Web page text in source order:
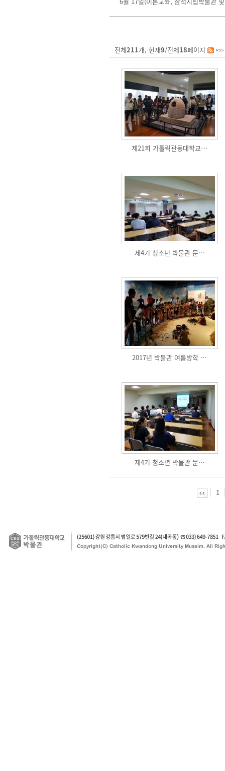
전체211개, 현재9/전체18페이지
제21회 가톨릭관동대학교…
제4기 청소년 박물관 문…
2017년 박물관 여름방학 …
제4기 청소년 박물관 문…
1